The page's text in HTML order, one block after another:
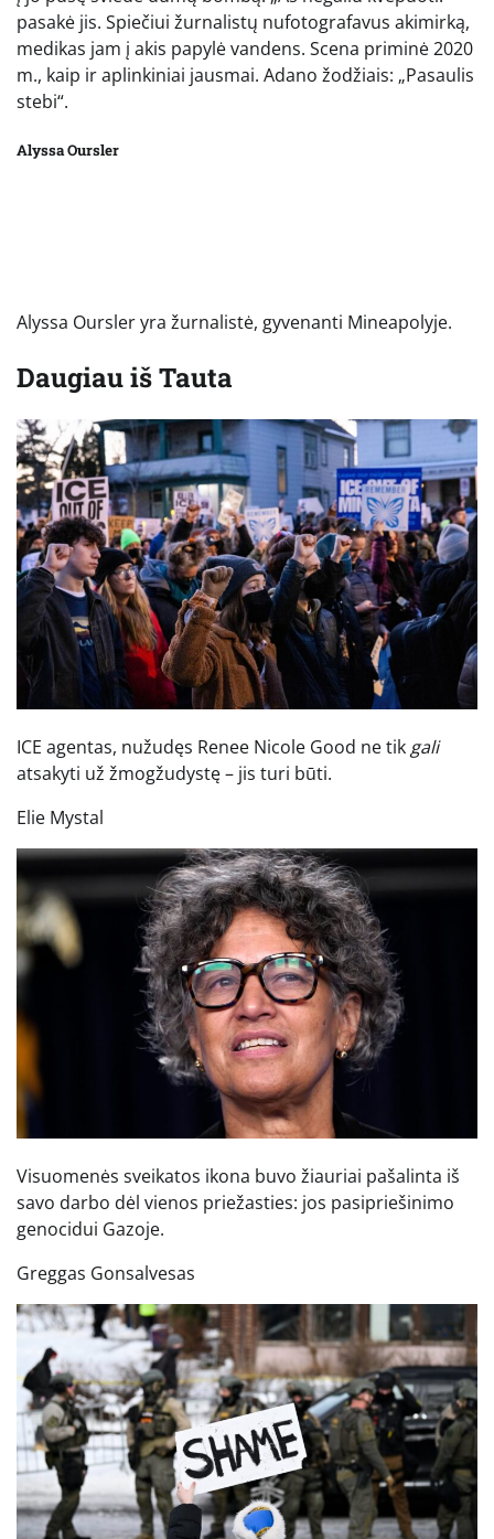
pasakė jis. Spiečiui žurnalistų nufotografavus akimirką,
medikas jam į akis papylė vandens. Scena priminė 2020
m., kaip ir aplinkiniai jausmai. Adano žodžiais: „Pasaulis
stebi“.
Alyssa Oursler
Alyssa Oursler yra žurnalistė, gyvenanti Mineapolyje.
Daugiau išTauta
ICE agentas, nužudęs Renee Nicole Good ne tik gali
atsakyti už žmogžudystę – jis turi būti.
Elie Mystal
Visuomenės sveikatos ikona buvo žiauriai pašalinta iš
savo darbo dėl vienos priežasties: jos pasipriešinimo
genocidui Gazoje.
Greggas Gonsalvesas